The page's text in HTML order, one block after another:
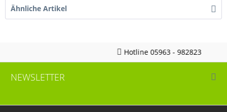
Ähnliche Artikel
Hotline 05963 - 982823
NEWSLETTER